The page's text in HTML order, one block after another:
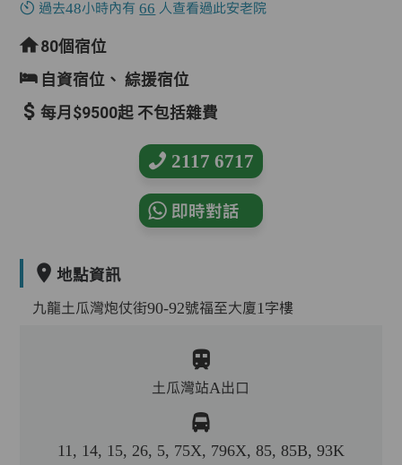
過去48小時內有66 人查看過此安老院
80個宿位
自資宿位、綜援宿位
每月$9500起 不包括雜費
2117 6717
即時對話
地點資訊
九龍土瓜灣炮仗街90-92號福至大廈1字樓
土瓜灣站A出口
11, 14, 15, 26, 5, 75X, 796X, 85, 85B, 93K